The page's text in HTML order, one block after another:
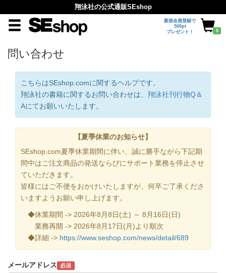
翔泳社の公式通販SEshop
新規会員登録で
500pt
プレゼント！
0
問い合わせ
こちらはSEshop.comに関するヘルプです。
翔泳社の書籍に関するお問い合わせは、 翔泳社刊行物Q＆
Aにてお願いいたします。
【夏季休業のお知らせ】
SEshop.com夏季休業期間に伴い、誠に勝手ながら下記期
間中はご注文商品の発送ならびにサポート業務を停止させ
ていただきます。
皆様にはご不便をおかけいたしますが、何卒ご了承くださ
いますようお願い申し上げます。
◆休業期間 -> 2026年8月8日(土) ～ 8月16日(日)
業務再開 -> 2026年8月17日(月)より順次
◆詳細 -> https://www.seshop.com/news/detail/689
メールアドレス 必須